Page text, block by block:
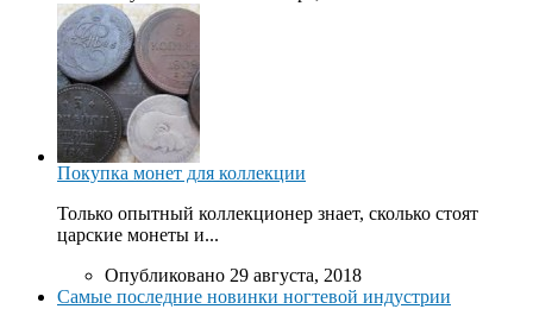
Покупка монет для коллекции
Только опытный коллекционер знает, сколько стоят
царские монеты и...
Опубликовано 29 августа, 2018
Самые последние новинки ногтевой индустрии